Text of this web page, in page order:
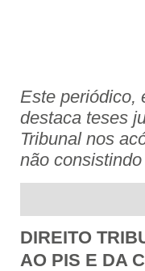
Este periódico,
destaca teses
Tribunal nos
não
DIREITO
AO PIS E DA